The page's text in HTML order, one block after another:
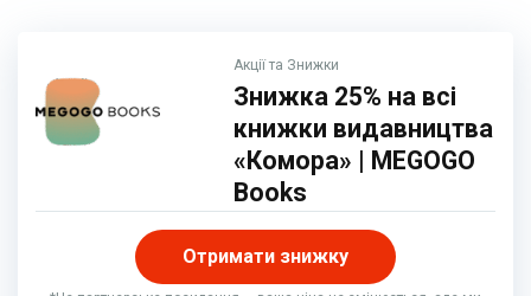
Акції та Знижки
Знижка 25% на всі
книжки видавництва
«Комора» | MEGOGO
Books
Отримати знижку